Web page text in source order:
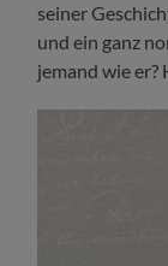
seiner
und ein ganz
jemand wie